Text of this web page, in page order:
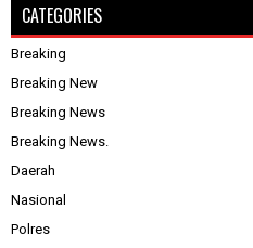
CATEGORIES
Breaking
Breaking New
Breaking News
Breaking News.
Daerah
Nasional
Polres